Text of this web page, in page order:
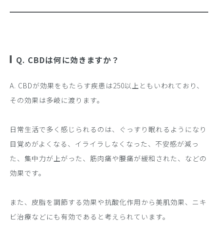
Q. CBDは何に効きますか？
A. CBDが効果をもたらす疾患は250以上ともいわれており、
その効果は多岐に渡ります。
日常生活で多く感じられるのは、ぐっすり眠れるようになり
目覚めがよくなる、イライラしなくなった、不安感が減っ
た、集中力が上がった、筋肉痛や腰痛が緩和された、などの
効果です。
また、皮脂を調節する効果や抗酸化作用から美肌効果、ニキ
ビ治療などにも有効であると考えられています。